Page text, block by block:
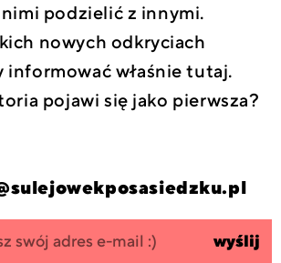
podzielić z innymi.
nowych odkryciach
informować właśnie tutaj.
pojawi się jako pierwsza?
wyślij